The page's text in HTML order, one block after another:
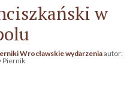
w
Wrocławskie wydarzeniaautor:
Piernik